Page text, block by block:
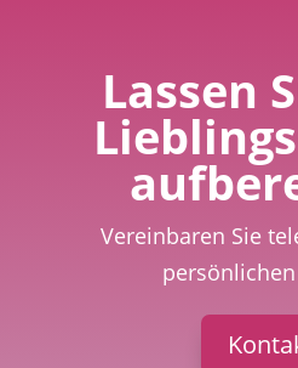
Lassen
Vereinbaren Sie